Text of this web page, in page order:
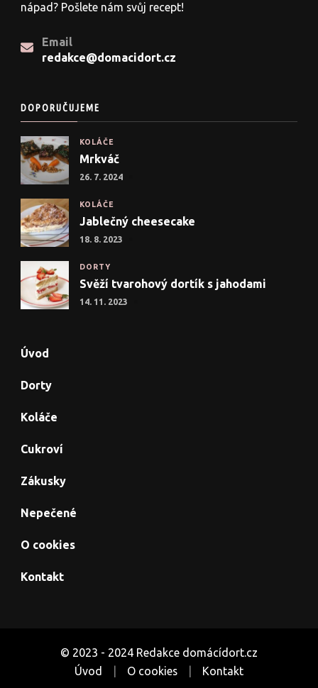
nápad? Pošlete nám svůj recept!
Email
redakce@domacidort.cz
DOPORUČUJEME
KOLÁČE
Mrkváč
26. 7. 2024
KOLÁČE
Jablečný cheesecake
18. 8. 2023
DORTY
Svěží tvarohový dortík s jahodami
14. 11. 2023
Úvod
Dorty
Koláče
Cukroví
Zákusky
Nepečené
O cookies
Kontakt
© 2023 - 2024 Redakce domácídort.cz
Úvod
O cookies Kontakt